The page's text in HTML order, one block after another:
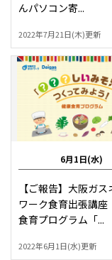
ソ
んパソコン寄...
2022年7月21日(木)更新
6月1日(水)
【ご報告】大阪ガス
ワーク食育出張講
食育プログラム「...
2022年6月1日(水)更新